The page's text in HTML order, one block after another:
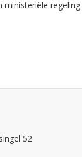
ministeriële regeling.
52